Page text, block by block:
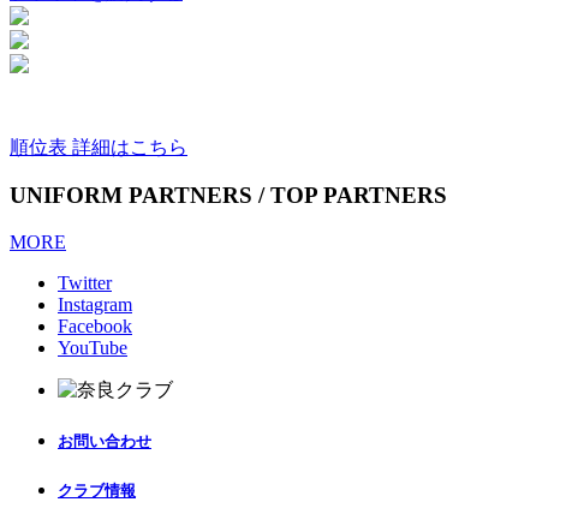
順位表 詳細はこちら
UNIFORM PARTNERS / TOP PARTNERS
MORE
Twitter
Instagram
Facebook
YouTube
お問い合わせ
クラブ情報